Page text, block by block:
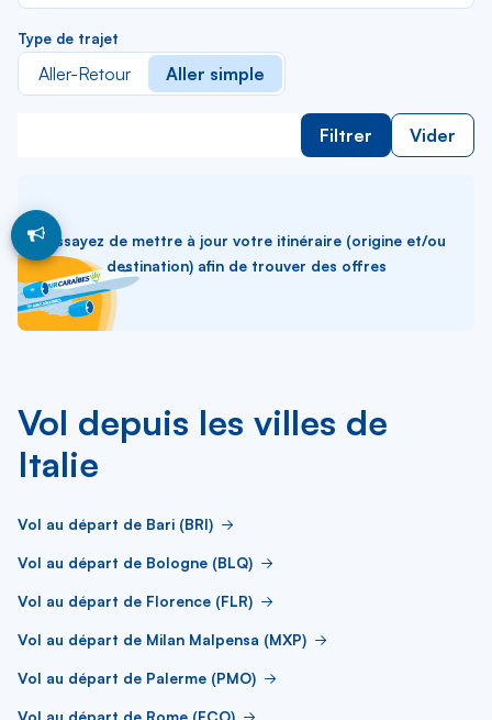
Type de trajet
Aller-Retour Aller simple
Filtrer Vider
Essayez de mettre à jour votre itinéraire (origine et/ou
destination) afin de trouver des offres
Vol depuis les villes de
Italie
Vol au départ de Bari (BRI)
Vol au départ de Bologne (BLQ)
Vol au départ de Florence (FLR)
Vol au départ de Milan Malpensa (MXP)
Vol au départ de Palerme (PMO)
Vol au départ de Rome (FCO)